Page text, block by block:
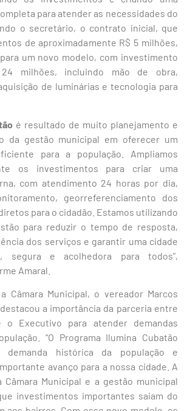
para atender as necessidades do
o secretário, o contrato inicial, que
de aproximadamente R$ 5 milhões,
um novo modelo, com investimento
milhões, incluindo mão de obra,
de luminárias e tecnologia para
é resultado de muito planejamento e
da gestão municipal em oferecer um
para a população. Ampliamos
os investimentos para criar uma
com atendimento 24 horas por dia,
georreferenciamento dos
para o cidadão. Estamos utilizando
para reduzir o tempo de resposta,
dos serviços e garantir uma cidade
segura e acolhedora para todos”,
Amaral.
Câmara Municipal, o vereador Marcos
destacou a importância da parceria entre
Executivo para atender demandas
“O Programa Ilumina Cubatão
histórica da população e
avanço para a nossa cidade. A
Municipal e a gestão municipal
investimentos importantes saiam do